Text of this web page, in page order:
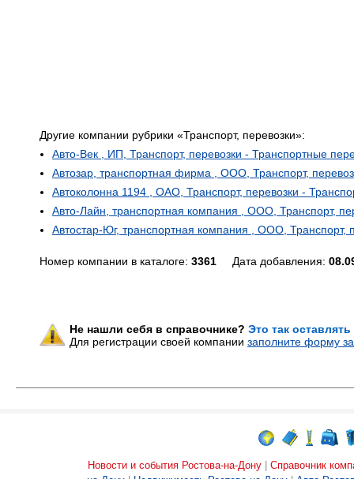
Другие компании рубрики «Транспорт, перевозки»:
Авто-Век , ИП, Транспорт, перевозки - Транспортные
Автозар, транспортная фирма , ООО, Транспорт,
Автоколонна 1194 , ОАО, Транспорт, перевозки -
Авто-Лайн, транспортная компания , ООО, Транспорт,
Автостар-Юг, транспортная компания , ООО, Транспорт,
Номер компании в каталоге: 3361 Дата добавления:
Не нашли себя в справочнике? Это так
Для регистрации своей компании заполните форму
Новости и события Ростова-на-Дону
Справочник